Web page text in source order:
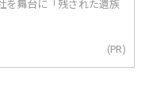
を舞台に「残された遺族
(PR)